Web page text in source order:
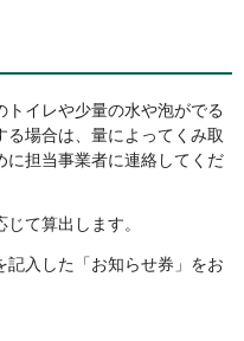
イレや少量の水や泡がでる
場合は、量によってくみ取
に担当事業者に連絡してくだ
て算出します。
記入した「お知らせ券」をお